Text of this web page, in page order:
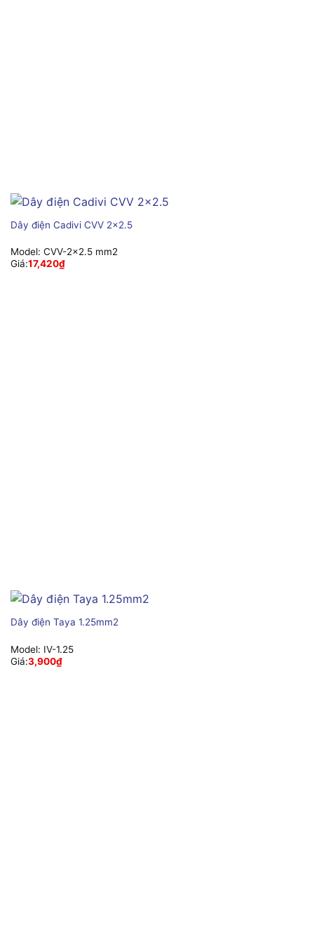
Dây điện Cadivi CVV 2×2.5
Model: CVV-2×2.5 mm2
Giá:17,420₫
Dây điện Taya 1.25mm2
Model: IV-1.25
Giá:3,900₫